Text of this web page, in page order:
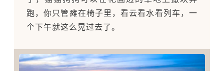
跑，你只管瘫在椅子里，看云看水看列车，一
个下午就这么晃过去了。